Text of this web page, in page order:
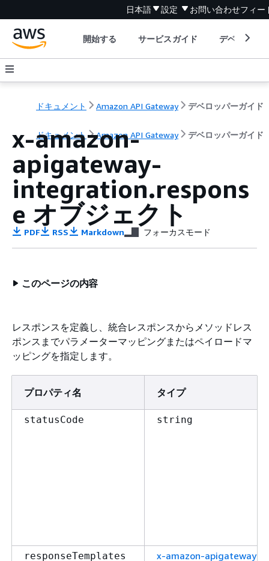
日本語 設定 お問い合わせフィー
開始する サービスガイド デベロッパ
ドキュメント Amazon API Gateway デベロッパーガイド
ドキュメント Amazon API Gateway デベロッパーガイド
x-amazon-
apigateway-
integration.respons
e オブジェクト
PDF RSS Markdown フォーカスモード
このページの内容
レスポンスを定義し、統合レスポンスからメソッドレス
ポンスまでパラメーターマッピングまたはペイロードマ
ッピングを指定します。
プロパティ名 タイプ
statusCode string
responseTemplates
x-amazon-apigateway-